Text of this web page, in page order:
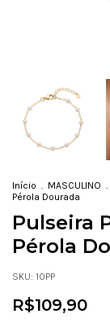
Início . MASCULINO .
Pérola Dourada
Pulseira
Pérola
SKU: 10PP
R$109,90